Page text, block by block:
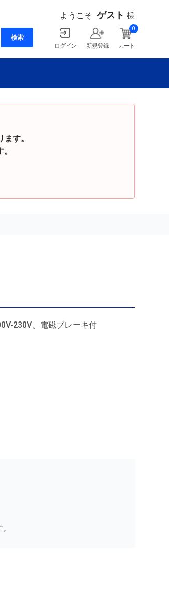
ようこそ ゲスト 様
ログイン 新規登録 カート
0
す。
230V、電磁ブレーキ付